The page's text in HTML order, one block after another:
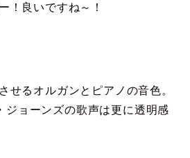
！良いですね～！
せるオルガンとピアノの音色。
ジョーンズの歌声は更に透明感